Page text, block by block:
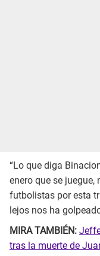
“Lo que diga
enero que se
futbolistas por esta
lejos nos ha
MIRA TAMBIÉN:
tras la muerte de